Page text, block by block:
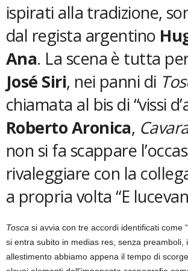
ispirati alla tradizione,
dal regista argentino
Ana. La scena è tutta
José Siri, nei panni di
chiamata al bis di “vissi
Roberto Aronica,
non si fa scappare
rivaleggiare con la
a propria volta “E
Tosca si avvia con tre accordi identificati come
si entra subito in medias res, senza preamboli,
allestimento abbiamo appena il tempo di